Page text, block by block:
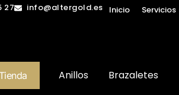
27 info@altergold.es Inicio Servicios
Anillos Brazaletes